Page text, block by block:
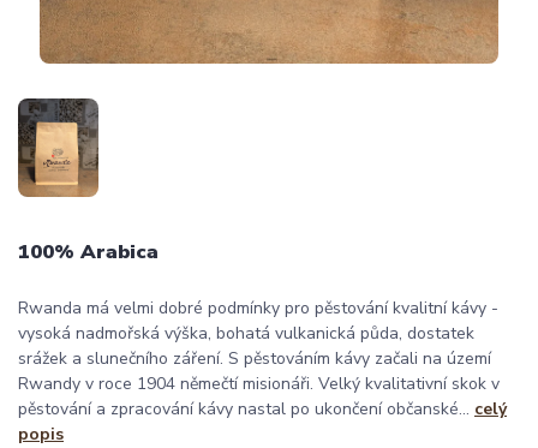
100% Arabica
Rwanda má velmi dobré podmínky pro pěstování kvalitní kávy -
vysoká nadmořská výška, bohatá vulkanická půda, dostatek
srážek a slunečního záření. S pěstováním kávy začali na území
Rwandy v roce 1904 němečtí misionáři. Velký kvalitativní skok v
pěstování a zpracování kávy nastal po ukončení občanské... celý
popis